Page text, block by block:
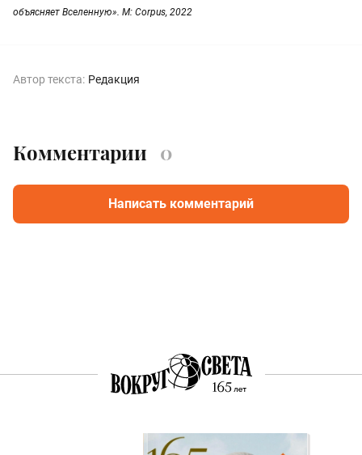
объясняет Вселенную». М: Corpus, 2022
Автор текста: Редакция
Комментарии 0
Написать комментарий